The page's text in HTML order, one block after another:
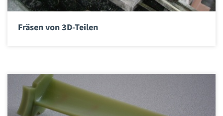
Fräsen von 3D-Teilen